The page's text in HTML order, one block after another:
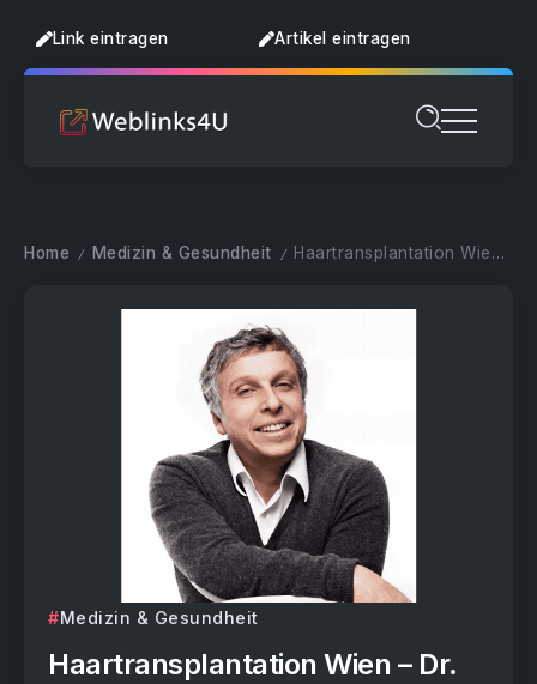
Link eintragen Artikel eintragen
Home / Medizin & Gesundheit / Haartransplantation Wien – Dr. Kohrgruber
Medizin & Gesundheit
Haartransplantation Wien – Dr.